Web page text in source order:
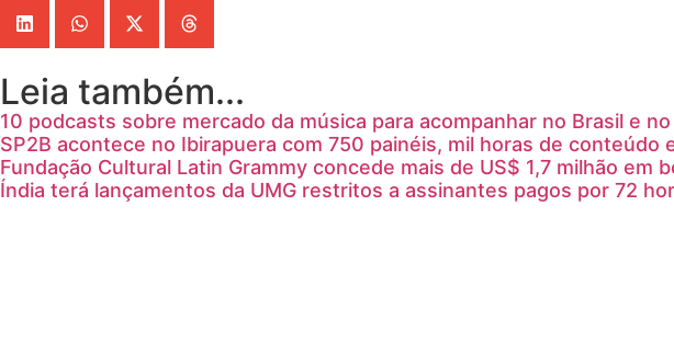
Leia também...
10 podcasts sobre mercado da música para acompanhar no Brasil e
SP2B acontece no Ibirapuera com 750 painéis, mil horas de
Fundação Cultural Latin Grammy concede mais de US$ 1,7 milhão em
Índia terá lançamentos da UMG restritos a assinantes pagos por 72